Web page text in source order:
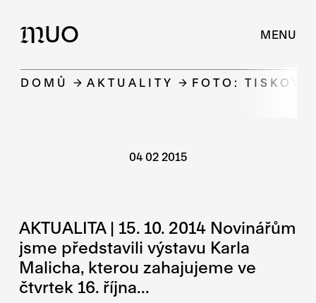
MUO MENU
DOMŮ AKTUALITY FOTO:
04 02 2015
AKTUALITA | 15. 10. 2014 Novinářům
jsme představili výstavu Karla
Malicha, kterou zahajujeme ve
čtvrtek 16. října...